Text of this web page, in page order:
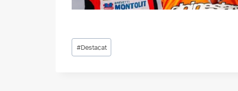
Etiquetes
d'entrada
#Destacat